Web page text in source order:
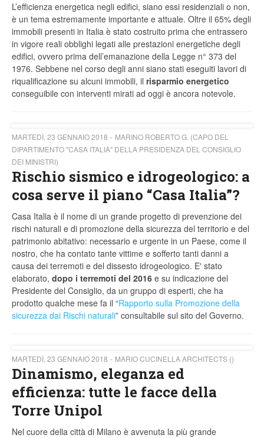
L’efficienza energetica negli edifici, siano essi residenziali o non,
è un tema estremamente importante e attuale. Oltre il 65% degli
immobili presenti in Italia è stato costruito prima che entrassero
in vigore reali obblighi legati alle prestazioni energetiche degli
edifici, ovvero prima dell’emanazione della Legge n° 373 del
1976. Sebbene nel corso degli anni siano stati eseguiti lavori di
riqualificazione su alcuni immobili, il risparmio energetico
conseguibile con interventi mirati ad oggi è ancora notevole.
MARTEDÌ, 23 GENNAIO 2018
MARINO ROBERTO G. (CAPO DEL
DIPARTIMENTO "CASA ITALIA" DELLA PRESIDENZA DEL CONSIGLIO
DEI MINISTRI)
Rischio sismico e idrogeologico: a
cosa serve il piano “Casa Italia”?
Casa Italia è il nome di un grande progetto di prevenzione dei
rischi naturali e di promozione della sicurezza del territorio e del
patrimonio abitativo: necessario e urgente in un Paese, come il
nostro, che ha contato tante vittime e sofferto tanti danni a
causa dei terremoti e del dissesto idrogeologico. E' stato
elaborato, dopo i terremoti del 2016 e su indicazione del
Presidente del Consiglio, da un gruppo di esperti, che ha
prodotto qualche mese fa il “Rapporto sulla Promozione della
sicurezza dai Rischi naturali” consultabile sul sito del Governo.
MARTEDÌ, 23 GENNAIO 2018 MARIO CUCINELLA ARCHITECTS ()
Dinamismo, eleganza ed
efficienza: tutte le facce della
Torre Unipol
Nel cuore della città di Milano è avvenuta la più grande